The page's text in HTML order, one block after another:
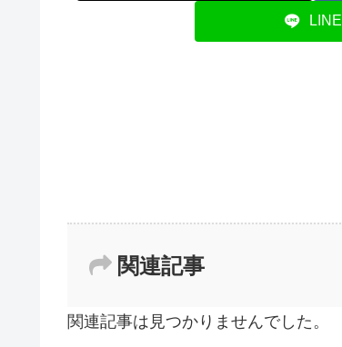
LINE
関連記事
関連記事は見つかりませんでした。